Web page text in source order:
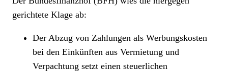
gerichtete Klage ab:
Der Abzug von Zahlungen als Werbungskosten
bei den Einkünften aus Vermietung und
Verpachtung setzt einen steuerlichen